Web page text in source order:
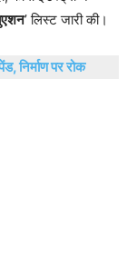
’ लिस्ट जारी की।
निर्माण पर रोक